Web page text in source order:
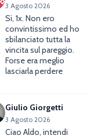
3 Agosto 2026
Si, 1x. Non ero
convintissimo ed ho
sbilanciato tutta la
vincita sul pareggio.
Forse era meglio
lasciarla perdere
Giulio Giorgetti
3 Agosto 2026
Ciao Aldo, intendi